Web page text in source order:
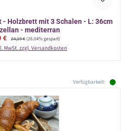
- Holzbrett mit 3 Schalen - L: 36cm
- mediterran
€ Regulärer Preis:
24,19 €(26.04% gespart)
MwSt. zzgl. Versandkosten
Verfügbarkeit: